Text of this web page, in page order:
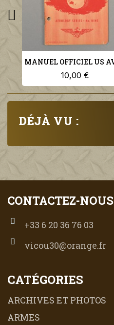
DÉJÀ VU :
10,00 €
CONTACTEZ-NOUS
+33 6 20 36 76 03
vicou30@orange.fr
CATÉGORIES
ARCHIVES ET PHOTOS
ARMES